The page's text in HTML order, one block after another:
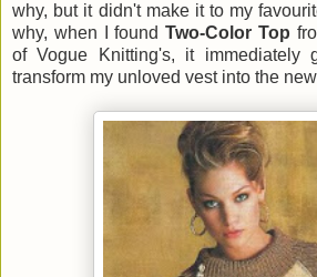
why, but it didn't make it to my
why, when I foundTwo-Color Top
of Vogue Knitting's, it immediately
transform my unloved vest into the